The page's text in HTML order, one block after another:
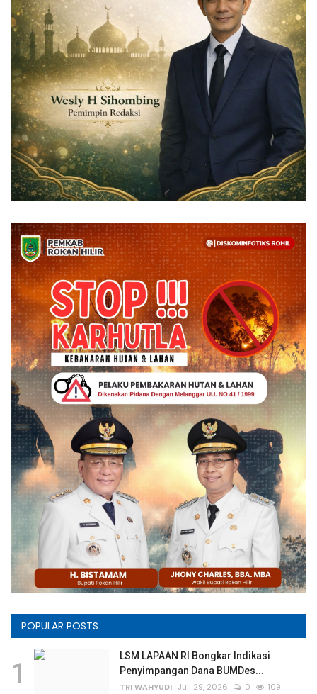
POPULAR POSTS
1
LSM LAPAAN RI Bongkar Indikasi
Penyimpangan Dana BUMDes...
TRI WAHYUDI Juli 29, 2026 0 109